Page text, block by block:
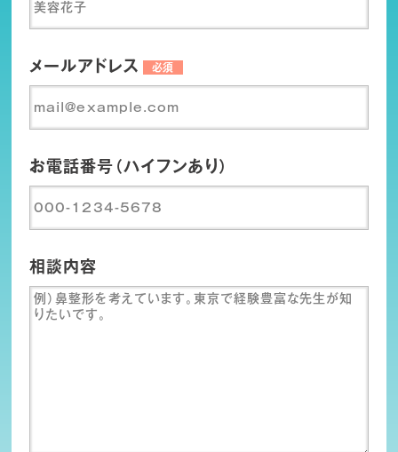
メールアドレス 必須
お電話番号（ハイフンあり）
相談内容